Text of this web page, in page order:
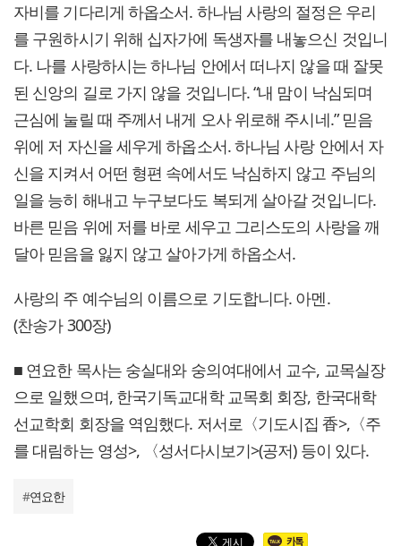
자비를 기다리게 하옵소서. 하나님 사랑의 절정은 우리
를 구원하시기 위해 십자가에 독생자를 내놓으신 것입니
다. 나를 사랑하시는 하나님 안에서 떠나지 않을 때 잘못
된 신앙의 길로 가지 않을 것입니다. “내 맘이 낙심되며
근심에 눌릴 때 주께서 내게 오사 위로해 주시네.” 믿음
위에 저 자신을 세우게 하옵소서. 하나님 사랑 안에서 자
신을 지켜서 어떤 형편 속에서도 낙심하지 않고 주님의
일을 능히 해내고 누구보다도 복되게 살아갈 것입니다.
바른 믿음 위에 저를 바로 세우고 그리스도의 사랑을 깨
달아 믿음을 잃지 않고 살아가게 하옵소서.
사랑의 주 예수님의 이름으로 기도합니다. 아멘.
(찬송가 300장)
■ 연요한 목사는 숭실대와 숭의여대에서 교수, 교목실장
으로 일했으며, 한국기독교대학 교목회 회장, 한국대학
선교학회 회장을 역임했다. 저서로〈기도시집 香>,〈주
를 대림하는 영성>, 〈성서다시보기>(공저) 등이 있다.
#연요한